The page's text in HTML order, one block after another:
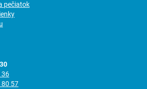
pečiatok
36
57